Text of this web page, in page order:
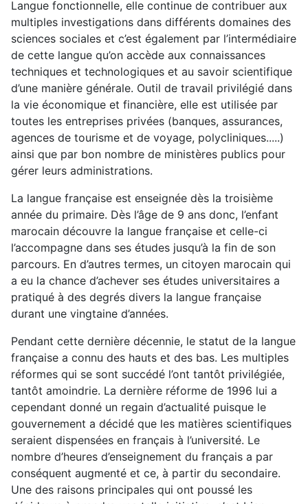
Langue fonctionnelle, elle continue de contribuer aux
multiples investigations dans différents domaines des
sciences sociales et c’est également par l’intermédiaire
de cette langue qu’on accède aux connaissances
techniques et technologiques et au savoir scientifique
d’une manière générale. Outil de travail privilégié dans
la vie économique et financière, elle est utilisée par
toutes les entreprises privées (banques, assurances,
agences de tourisme et de voyage, polycliniques.....)
ainsi que par bon nombre de ministères publics pour
gérer leurs administrations.
La langue française est enseignée dès la troisième
année du primaire. Dès l’âge de 9 ans donc, l’enfant
marocain découvre la langue française et celle-ci
l’accompagne dans ses études jusqu’à la fin de son
parcours. En d’autres termes, un citoyen marocain qui
a eu la chance d’achever ses études universitaires a
pratiqué à des degrés divers la langue française
durant une vingtaine d’années.
Pendant cette dernière décennie, le statut de la langue
française a connu des hauts et des bas. Les multiples
réformes qui se sont succédé l’ont tantôt privilégiée,
tantôt amoindrie. La dernière réforme de 1996 lui a
cependant donné un regain d’actualité puisque le
gouvernement a décidé que les matières scientifiques
seraient dispensées en français à l’université. Le
nombre d’heures d’enseignement du français a par
conséquent augmenté et ce, à partir du secondaire.
Une des raisons principales qui ont poussé les